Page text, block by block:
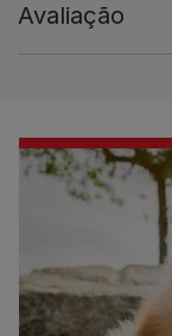
Avaliação